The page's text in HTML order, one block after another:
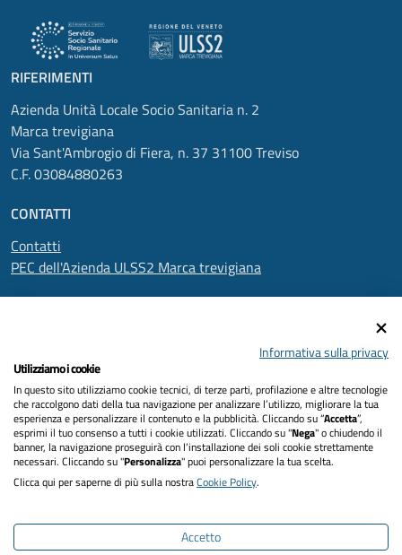
RIFERIMENTI
Azienda Unità Locale Socio Sanitaria n. 2
Marca trevigiana
Via Sant'Ambrogio di Fiera, n. 37 31100 Treviso
C.F. 03084880263
CONTATTI
Contatti
PEC dell'Azienda ULSS2 Marca trevigiana
Informativa privacy
Dichiarazione di accessibilità
Note legali
Informativa sulla privacy
Utilizziamo i cookie
In questo sito utilizziamo cookie tecnici, di terze parti, profilazione e altre tecnologie
che raccolgono dati della tua navigazione per analizzare l’utilizzo, migliorare la tua
esperienza e personalizzare il contenuto e la pubblicità. Cliccando su “Accetta”,
esprimi il tuo consenso a tutti i cookie utilizzati. Cliccando su "Nega" o chiudendo il
banner, la navigazione proseguirà con l’installazione dei soli cookie strettamente
necessari. Cliccando su "Personalizza" puoi personalizzare la tua scelta.
Clicca qui per saperne di più sulla nostraCookie Policy.
Accetto